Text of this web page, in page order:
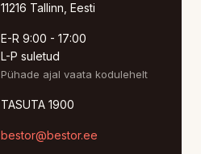
11216 Tallinn, Eesti
E-R 9:00 - 17:00
L-P suletud
Pühade ajal vaata kodulehelt
TASUTA 1900
bestor@bestor.ee